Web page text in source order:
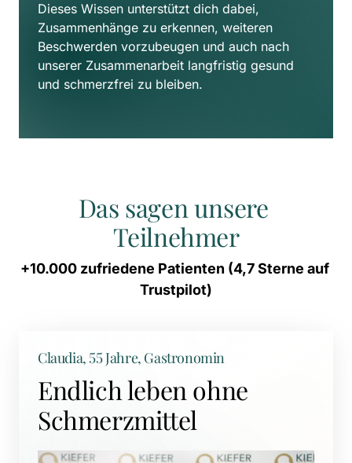
Dieses Wissen unterstützt dich dabei,
Zusammenhänge zu erkennen, weiteren
Beschwerden vorzubeugen und auch nach
unserer Zusammenarbeit langfristig gesund
und schmerzfrei zu bleiben.
Das sagen unsere
Teilnehmer
+10.000 zufriedene Patienten (4,7 Sterne
auf
Trustpilot)
Claudia, 55 Jahre, Gastronomin
Endlich leben ohne
Schmerzmittel